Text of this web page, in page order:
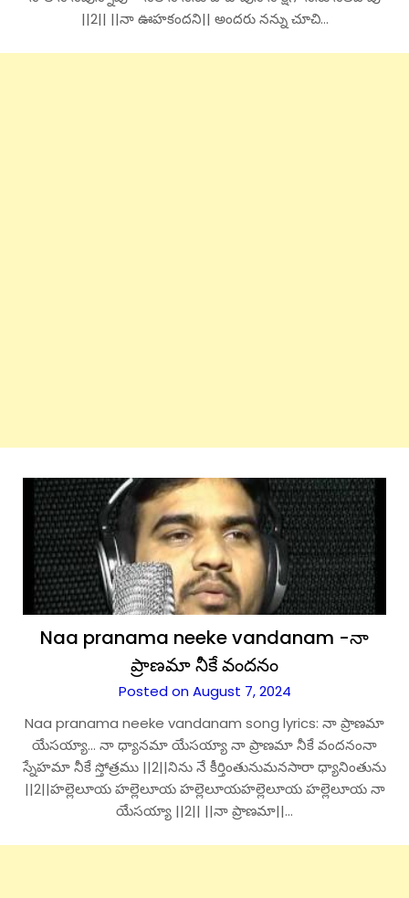
||2|| ||నా ఊహకందని|| అందరు నన్ను చూచి…
Naa pranama neeke vandanam -నా
ప్రాణమా నీకే వందనం
Posted on August 7, 2024
Naa pranama neeke vandanam song lyrics: నా ప్రాణమా
యేసయ్యా… నా ధ్యానమా యేసయ్యా నా ప్రాణమా నీకే వందనంనా
స్నేహమా నీకే స్తోత్రము ||2||నిను నే కీర్తింతునుమనసారా ధ్యానింతును
||2||హల్లెలూయ హల్లెలూయ హల్లెలూయహల్లెలూయ హల్లెలూయ నా
యేసయ్యా ||2|| ||నా ప్రాణమా||…